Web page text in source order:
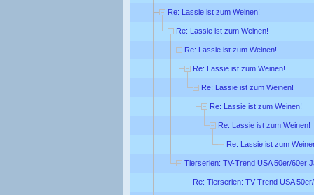
Re: Lassie ist zum Weinen!
Re: Lassie ist zum Weinen!
Re: Lassie ist zum Weinen!
Re: Lassie ist zum Weinen!
Re: Lassie ist zum Weinen!
Re: Lassie ist zum Weinen!
Re: Lassie ist zum Weinen!
Re: Lassie ist zum
Tierserien: TV-Trend USA 50er/60er
Re: Tierserien: TV-Trend USA